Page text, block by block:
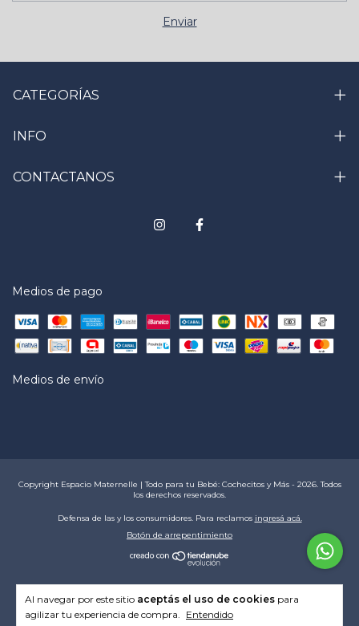
Al navegar por este sitio aceptás el uso de cookies para
agilizar tu experiencia de compra. Entendido
CATEGORÍAS
INFO
CONTACTANOS
Medios de pago
Medios de envío
Copyright Espacio Maternelle | Todo para tu Bebé: Cochecitos y Más - 2026. Todos
los derechos reservados.
Defensa de las y los consumidores. Para reclamos ingresá acá.
Botón de arrepentimiento